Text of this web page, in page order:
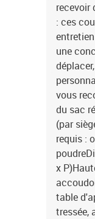
recevoir
: ces
une
vous
du sac
(par
requis :
x
table
tressée,